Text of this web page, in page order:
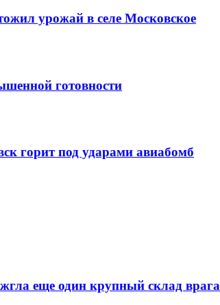
урожай в селе Московское
готовности
горит под ударами авиабомб
еще один крупный склад врага